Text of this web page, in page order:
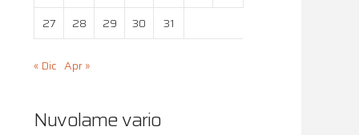
27
28 29 30 31
« Dic Apr »
Nuvolame vario